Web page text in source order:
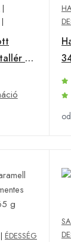
|
|
72
od
| ÉDESSÉG